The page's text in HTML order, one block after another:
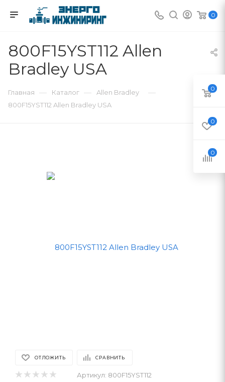
0
800F15YST112 Allen
Bradley USA
Главная — Каталог — Allen Bradley —
800F15YST112 Allen Bradley USA
ОТЛОЖИТЬ СРАВНИТЬ
Артикул: 800F15YST112
0
0
0